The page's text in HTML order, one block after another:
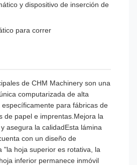
y dispositivo de inserción de
para correr
de CHM Machinery son una
computarizada de alta
para fábricas de
de papel e imprentas.Mejora la
asegura la calidadEsta lámina
con un diseño de
"la hoja superior es rotativa, la
inferior permanece inmóvil